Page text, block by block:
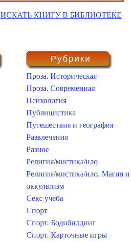
ИСКАТЬ КНИГУ В БИБЛИОТЕКЕ
Рубрики
Проза. Историческая
Проза. Современная
Психология
Публицистика
Путешествия и география
Развлечения
Разное
Религия/мистика/нло
Религия/мистика/нло. Магия и
оккультизм
Секс учеба
Спорт
Спорт. Бодибилдинг
Спорт. Карточные игры